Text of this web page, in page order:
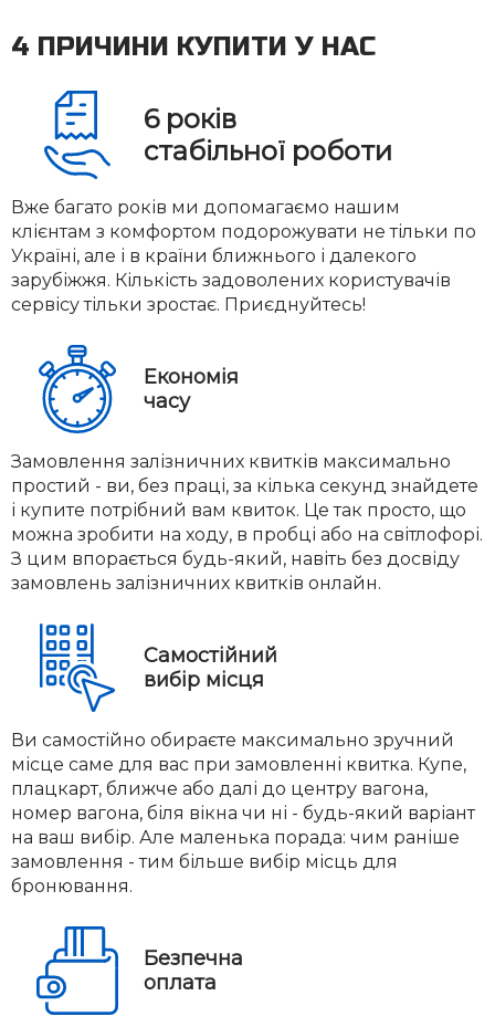
4 ПРИЧИНИ КУПИТИ У НАС
6 років
стабільної роботи
Вже багато років ми допомагаємо нашим
клієнтам з комфортом подорожувати не тільки по
Україні, але і в країни ближнього і далекого
зарубіжжя. Кількість задоволених користувачів
сервісу тільки зростає. Приєднуйтесь!
Економія
часу
Замовлення залізничних квитків максимально
простий - ви, без праці, за кілька секунд знайдете
і купите потрібний вам квиток. Це так просто, що
можна зробити на ходу, в пробці або на світлофорі.
З цим впорається будь-який, навіть без досвіду
замовлень залізничних квитків онлайн.
Самостійний
вибір місця
Ви самостійно обираєте максимально зручний
місце саме для вас при замовленні квитка. Купе,
плацкарт, ближче або далі до центру вагона,
номер вагона, біля вікна чи ні - будь-який варіант
на ваш вибір. Але маленька порада: чим раніше
замовлення - тим більше вибір місць для
бронювання.
Безпечна
оплата